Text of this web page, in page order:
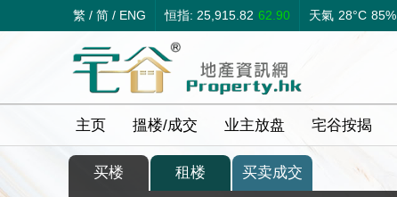
繁 / 简 / ENG 恒指: 25,915.82 62.90 天氣 28°C 85%
主页 搵楼/成交 业主放盘 宅谷按揭
买楼 租楼 买卖成交